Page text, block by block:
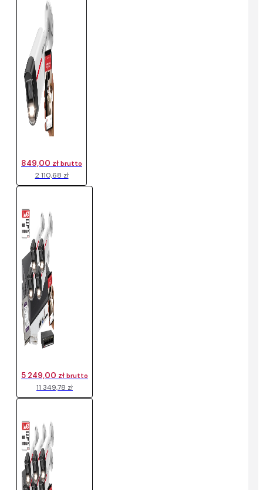
2 110,68 zł
849,00 zł brutto
11 349,78 zł
5 249,00 zł brutto